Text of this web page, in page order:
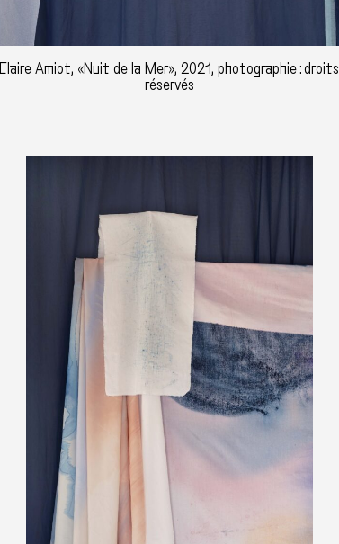
Claire Amiot, «Nuit de la Mer», 2021, photographie : droits
réservés